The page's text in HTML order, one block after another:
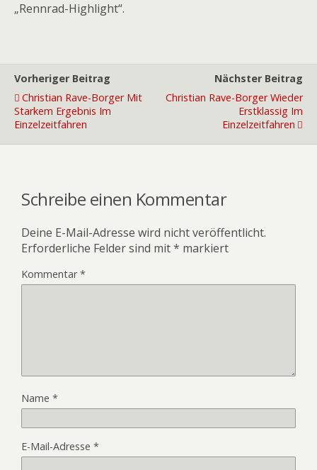
„Rennrad-Highlight“.
Vorheriger Beitrag
Christian Rave-Borger Mit
Starkem Ergebnis Im
Einzelzeitfahren
Nächster Beitrag
Christian Rave-Borger Wieder
Erstklassig Im
Einzelzeitfahren
Schreibe einen Kommentar
Deine E-Mail-Adresse wird nicht veröffentlicht.
Erforderliche Felder sind mit* markiert
Kommentar*
Name *
E-Mail-Adresse *